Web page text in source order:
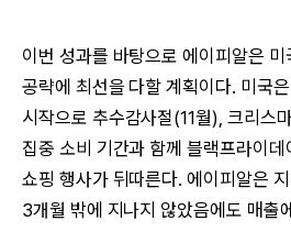
이번 성과를 바탕으로 에이피알은
공략에 최선을 다할 계획이다. 미국
시작으로 추수감사절(11월), 크리스
집중 소비 기간과 함께 블랙프라이데
쇼핑 행사가 뒤따른다. 에이피알은
3개월 밖에 지나지 않았음에도 매출